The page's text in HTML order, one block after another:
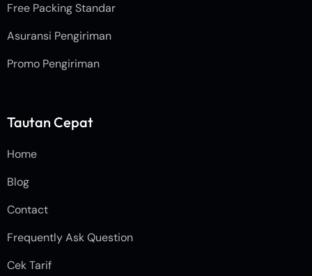
Free Packing Standar
Asuransi Pengiriman
Promo Pengiriman
Tautan Cepat
Home
Blog
Contact
Frequently Ask Question
Cek Tarif